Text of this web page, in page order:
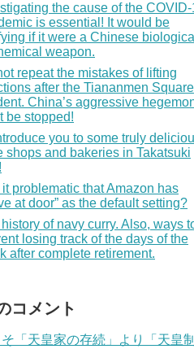
the cause of the
is essential! It would be
if it were a Chinese biological
weapon.
repeat the mistakes of lifting
after the Tiananmen Square
China’s aggressive
be stopped!
you to some truly
shops and bakeries in Takatsuki
it problematic that Amazon has
at door” as the default setting?
of navy curry. Also, ways
losing track of the days of the
after complete retirement.
コメント
「天皇家の存続」より「天皇制